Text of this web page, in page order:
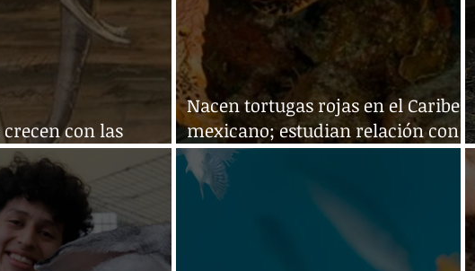
con las
Nacen tortugas rojas en el Caribe
mexicano; estudian relación con
el sargazo